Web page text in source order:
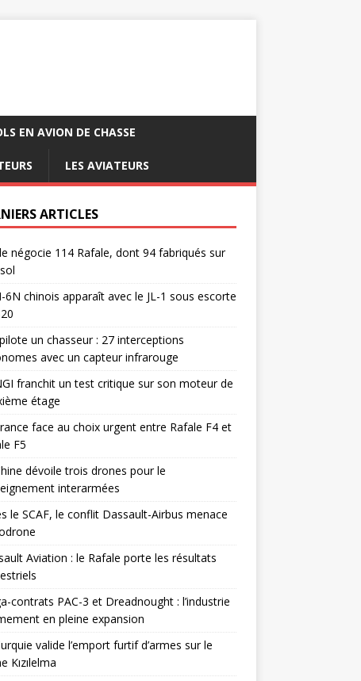
EN AVION DE CHASSE
LES AVIATEURS
ARTICLES
négocie 114 Rafale, dont 94 fabriqués sur
6N chinois apparaît avec le JL-1 sous escorte
pilote un chasseur : 27 interceptions
avec un capteur infrarouge
franchit un test critique sur son moteur de
étage
face au choix urgent entre Rafale F4 et
F5
dévoile trois drones pour le
interarmées
le SCAF, le conflit Dassault-Airbus menace
Aviation : le Rafale porte les résultats
contrats PAC-3 et Dreadnought : l’industrie
en pleine expansion
valide l’emport furtif d’armes sur le
Kızılelma